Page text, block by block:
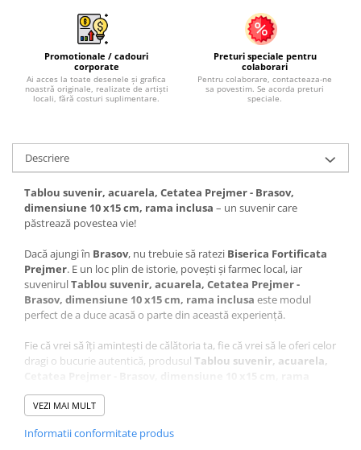
Promotionale / cadouri
corporate
Ai acces la toate desenele și grafica
noastră originale, realizate de artiști
locali, fără costuri suplimentare.
Preturi speciale pentru
colaborari
Pentru colaborare, contacteaza-ne
sa povestim. Se acorda preturi
speciale.
Descriere
Tablou suvenir, acuarela, Cetatea Prejmer - Brasov,
dimensiune 10 x15 cm, rama inclusa – un suvenir care
păstrează povestea vie!
Dacă ajungi în Brasov, nu trebuie să ratezi Biserica Fortificata
Prejmer. E un loc plin de istorie, povești și farmec local, iar
suvenirulTablou suvenir, acuarela, Cetatea Prejmer -
Brasov, dimensiune 10 x15 cm, rama inclusa este modul
perfect de a duce acasă o parte din această experiență.
Fie că vrei să îți amintești de călătoria ta, fie că vrei să le oferi celor
dragi o bucurie autentică, produsul Tablou suvenir, acuarela,
ce să alegi – acest suvenir este unic, plin de semnificație și atent
VEZI MAI MULT
Informatii conformitate produs